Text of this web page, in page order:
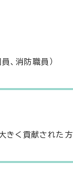
、消防職員）
きく貢献された方